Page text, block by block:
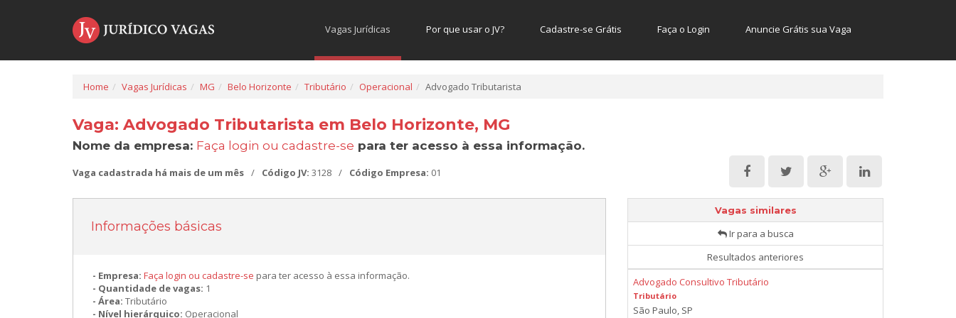
Vagas Jurídicas Por que usar o JV? Cadastre-se Grátis Faça o Login Anuncie Grátis sua Vaga
Home Vagas Jurídicas MG Belo Horizonte Tributário Operacional Advogado Tributarista
Vaga: Advogado Tributarista em Belo Horizonte, MG
Nome da empresa: Faça login ou cadastre-se para ter acesso à essa informação.
Vaga cadastrada há mais de um mês / Código JV: 3128 / Código Empresa: 01
Informações básicas
Empresa: Faça login ou cadastre-se para ter acesso à essa informação.
Quantidade de vagas: 1
Área: Tributário
Nível hierárquico: Operacional
Vagas similares
Ir para a busca
Resultados anteriores
Advogado Consultivo Tributário
Tributário
São Paulo, SP